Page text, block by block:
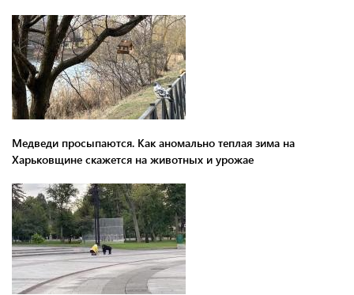
Медведи просыпаются. Как аномально теплая зима на
Харьковщине скажется на животных и урожае